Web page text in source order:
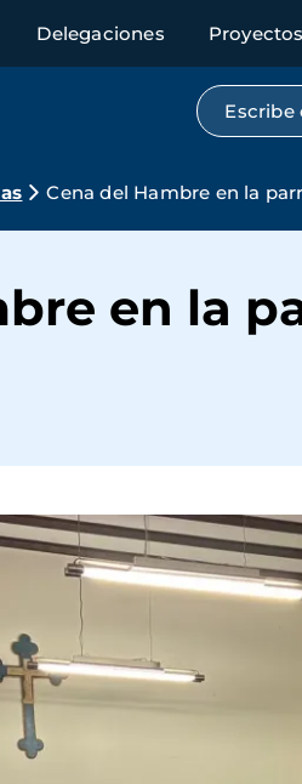
Delegaciones Proyectos
Cena del Hambre en la
en la